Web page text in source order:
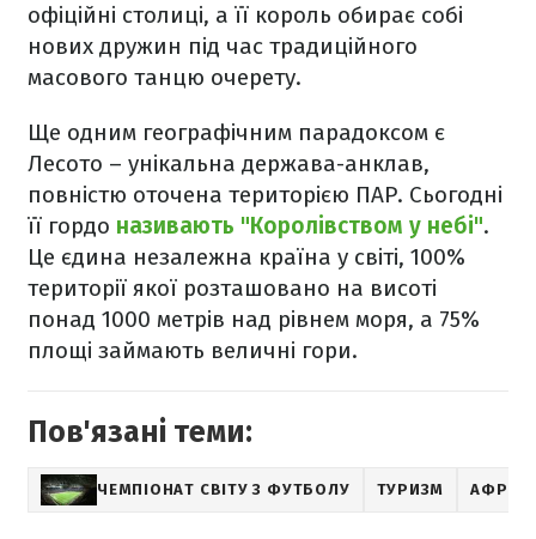
офіційні столиці, а її король обирає собі
нових дружин під час традиційного
масового танцю очерету.
Ще одним географічним парадоксом є
Лесото – унікальна держава-анклав,
повністю оточена територією ПАР. Сьогодні
її гордо називають "Королівством у небі".
Це єдина незалежна країна у світі, 100%
території якої розташовано на висоті
понад 1000 метрів над рівнем моря, а 75%
площі займають величні гори.
Пов'язані теми:
ЧЕМПІОНАТ СВІТУ З ФУТБОЛУ ТУРИЗМ